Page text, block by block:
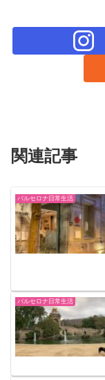
関連記事
バルセロナ日常生活
バルセロナ日常生活